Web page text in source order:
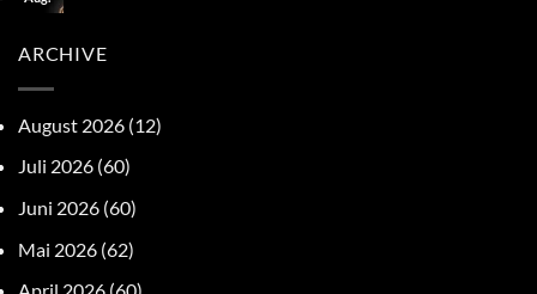
ARCHIVE
August 2026 (12)
Juli 2026 (60)
Juni 2026 (60)
Mai 2026 (62)